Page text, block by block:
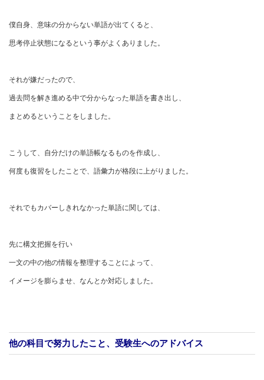
僕自身、意味の分からない単語が出てくると、
思考停止状態になるという事がよくありました。
それが嫌だったので、
過去問を解き進める中で分からなった単語を書き出し、
まとめるということをしました。
こうして、自分だけの単語帳なるものを作成し、
何度も復習をしたことで、語彙力が格段に上がりました。
それでもカバーしきれなかった単語に関しては、
先に構文把握を行い
一文の中の他の情報を整理することによって、
イメージを膨らませ、なんとか対応しました。
他の科目で努力したこと、受験生へのアドバイス